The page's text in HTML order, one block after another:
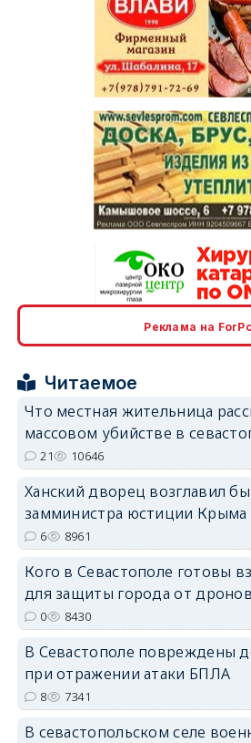
Реклама на
Читаемое
Что местная жительница
массовом убийстве в
21 10646
Ханский дворец возглавил
замминистра юстиции Крыма
6 8961
Кого в Севастополе готовы
для защиты города от дронов
0 8430
В Севастополе повреждены
при отражении атаки БПЛА
8 7341
В севастопольском селе